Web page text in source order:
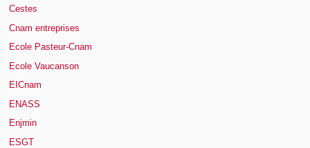
Cestes
Cnam entreprises
Ecole Pasteur-Cnam
Ecole Vaucanson
EICnam
ENASS
Enjmin
ESGT